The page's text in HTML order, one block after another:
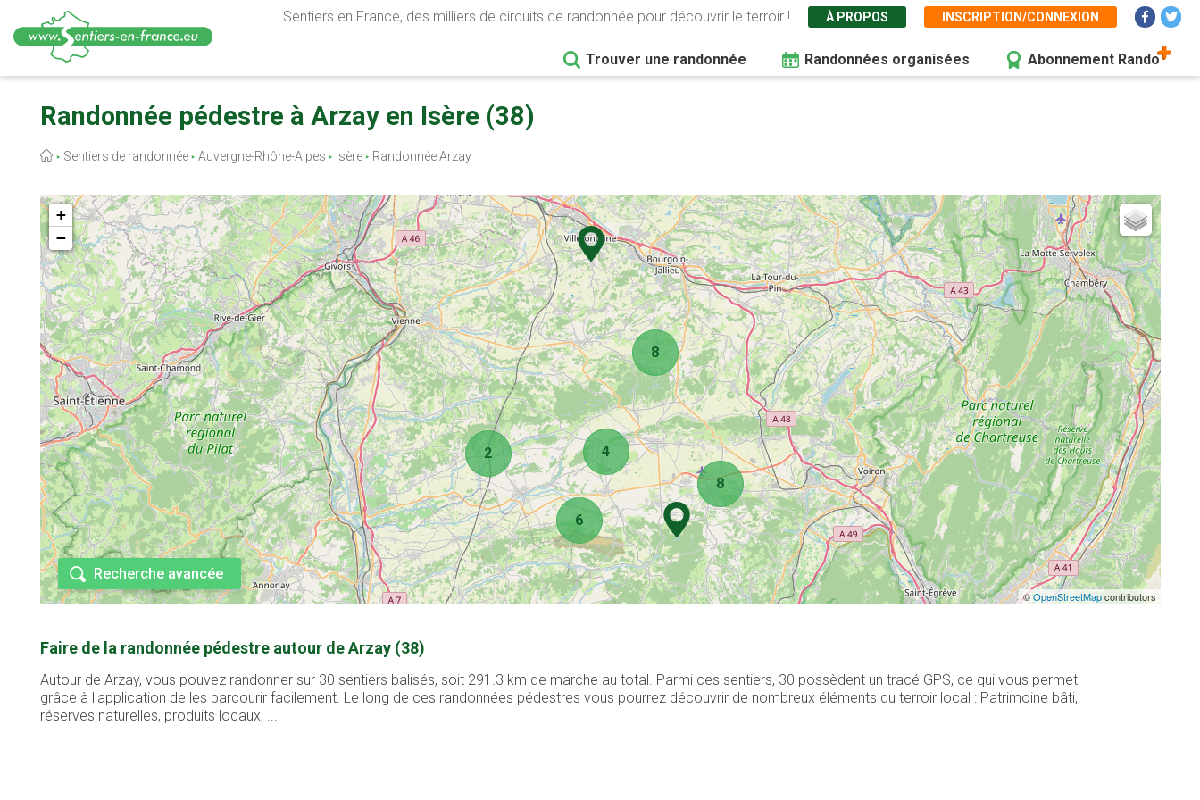
contenu
Sentiers en France, des milliers de circuits de randonnée pour découvrir le terroir ! À PROPOS INSCRIPTION/CONNEXION
Trouver une randonnée Randonnées organisées Abonnement Rando
Randonnée pédestre à Arzay en Isère (38)
Fil
Sentiers de randonnée Auvergne-Rhône-Alpes Isère Randonnée Arzay
2
8
6
8
4
+
−
©OpenStreetMapcontributors
Recherche avancée
Faire de la randonnée pédestre autour de Arzay (38)
Autour de Arzay, vous pouvez randonner sur 30 sentiers balisés, soit 291.3 km de marche au total. Parmi ces sentiers, 30 possèdent un tracé GPS, ce qui vous permet
grâce à l'application de les parcourir facilement. Le long de ces randonnées pédestres vous pourrez découvrir de nombreux éléments du terroir local : Patrimoine bâti,
réserves naturelles, produits locaux, ...